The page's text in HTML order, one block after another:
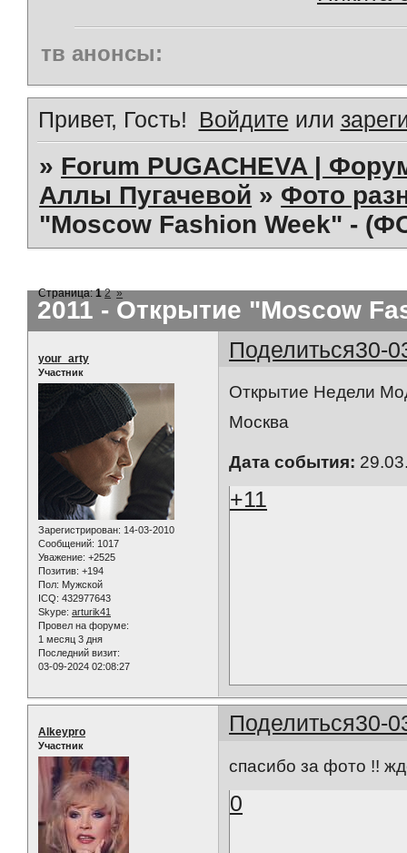
тв анонсы:
Привет, Гость! Войдите или
» Forum PUGACHEVA |
Аллы Пугачевой » Фото
"Moscow Fashion Week" -
2011 - Открытие "Moscow
Страница:1 2 »
Поделиться30-
your_arty
Участник
Зарегистрирован: 14-03-2010
Сообщений: 1017
Уважение: +2525
Позитив: +194
Пол: Мужской
ICQ: 432977643
Skype: arturik41
Провел на форуме:
1 месяц 3 дня
Последний визит:
03-09-2024 02:08:27
Открытие Недели
Москва
Дата события:
+11
Поделиться30-
Alkeypro
Участник
спасибо за фото !!
0